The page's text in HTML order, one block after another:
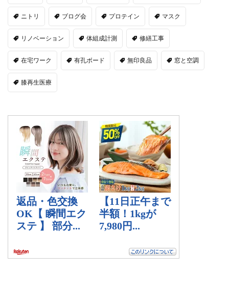
ニトリ ブログ会 プロテイン マスク
リノベーション 体組成計測 修繕工事
在宅ワーク 有孔ボード 無印良品 窓と空調
膝再生医療